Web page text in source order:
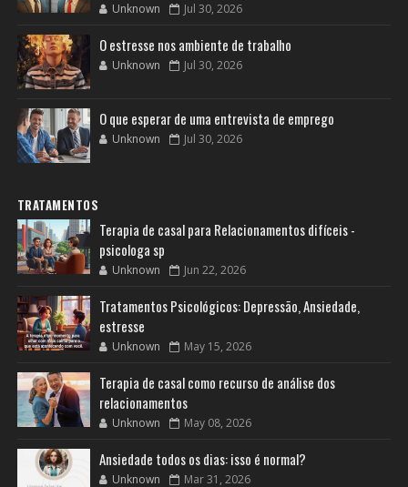
Unknown Jul 30, 2026
O estresse nos ambiente de trabalho
Unknown Jul 30, 2026
O que esperar de uma entrevista de emprego
Unknown Jul 30, 2026
TRATAMENTOS
Terapia de casal para Relacionamentos difíceis -
psicologa sp
Unknown Jun 22, 2026
Tratamentos Psicológicos: Depressão, Ansiedade,
estresse
Unknown May 15, 2026
Terapia de casal como recurso de análise dos
relacionamentos
Unknown May 08, 2026
Ansiedade todos os dias: isso é normal?
Unknown Mar 31, 2026